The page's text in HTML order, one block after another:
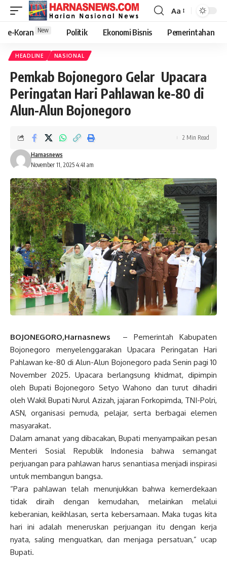
Aa
e-Koran New Politik Ekonomi Bisnis Pemerintahan
HEADLINE NASIONAL
Pemkab Bojonegoro Gelar Upacara
Peringatan Hari Pahlawan ke-80 di
Alun-Alun Bojonegoro
November 11, 2025 4:41 am
Harnasnews
2 Min Read
BOJONEGORO,Harnasnews – Pemerintah Kabupaten
Bojonegoro menyelenggarakan Upacara Peringatan Hari
Pahlawan ke-80 di Alun-Alun Bojonegoro pada Senin pagi 10
November 2025. Upacara berlangsung khidmat, dipimpin
oleh Bupati Bojonegoro Setyo Wahono dan turut dihadiri
oleh Wakil Bupati Nurul Azizah, jajaran Forkopimda, TNI-Polri,
ASN, organisasi pemuda, pelajar, serta berbagai elemen
masyarakat.
Dalam amanat yang dibacakan, Bupati menyampaikan pesan
Menteri Sosial Republik Indonesia bahwa semangat
perjuangan para pahlawan harus senantiasa menjadi inspirasi
untuk membangun bangsa.
“Para pahlawan telah menunjukkan bahwa kemerdekaan
tidak diraih dengan kemudahan, melainkan melalui
keberanian, keikhlasan, serta kebersamaan. Maka tugas kita
hari ini adalah meneruskan perjuangan itu dengan kerja
nyata, saling menguatkan, dan menjaga persatuan,” ucap
Bupati.